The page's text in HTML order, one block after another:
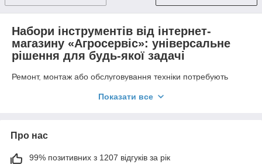
Набори інструментів від інтернет-
магазину «Агросервіс»: універсальне
рішення для будь-якої задачі
Ремонт, монтаж або обслуговування техніки потребують
набори інструментів стають незамінними помічниками для
рішенням як для професіоналів, так і для домашнього
використання. Якщо ви плануєте оновити свій арсенал або
шукаєте зручне рішення «все в одному», саме час купити
набір інструментів, який відповідає вашим потребам.
Показати все
Про нас
99% позитивних з 1207 відгуків за рік